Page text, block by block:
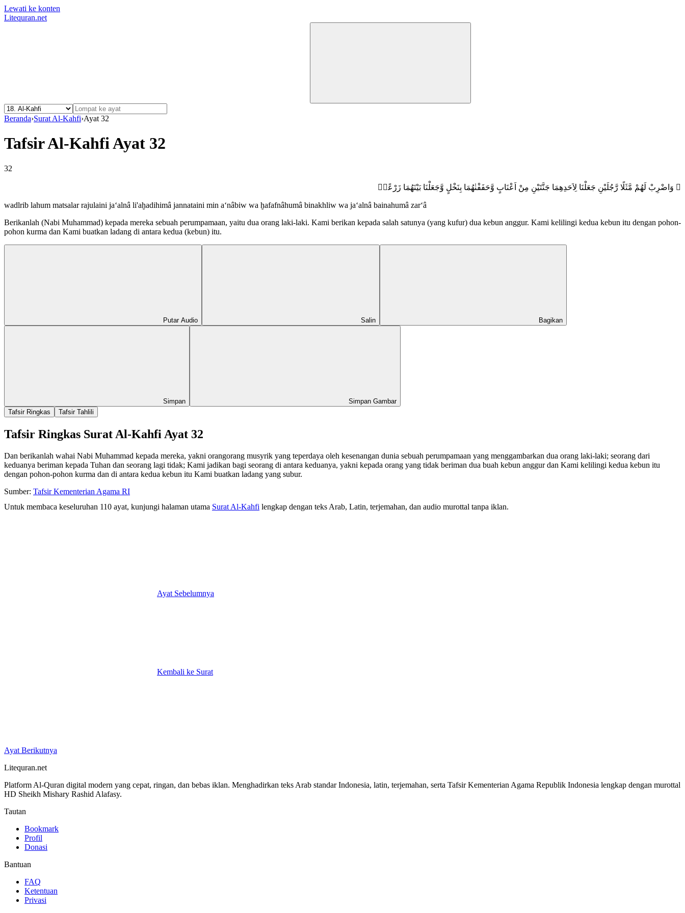
Lewati ke konten
Litequran.net
Beranda›Surat Al-Kahfi›Ayat 32
Tafsir Al-Kahfi Ayat 32
32
۞ وَاضْرِبْ لَهُمْ مَّثَلًا رَّجُلَيْنِ جَعَلْنَا لِاَحَدِهِمَا جَنَّتَيْنِ مِنْ اَعْنَابٍ وَّحَفَفْنٰهُمَا بِنَخْلٍ وَّجَعَلْنَا بَيْنَهُمَا زَرْعًاۗ
wadlrib lahum matsalar rajulaini ja‘alnâ li'aḫadihimâ jannataini min a‘nâbiw wa ḫafafnâhumâ binakhliw wa ja‘alnâ bainahumâ zar‘â
Berikanlah (Nabi Muhammad) kepada mereka sebuah perumpamaan, yaitu dua orang laki-laki. Kami berikan kepada salah satunya (yang kufur) dua kebun anggur. Kami kelilingi kedua kebun itu dengan pohon-
pohon kurma dan Kami buatkan ladang di antara kedua (kebun) itu.
Putar Audio Salin Bagikan
Simpan
Simpan Gambar
Tafsir Ringkas
Tafsir Tahlili
Tafsir Ringkas Surat Al-Kahfi Ayat 32
Dan berikanlah wahai Nabi Muhammad kepada mereka, yakni orangorang musyrik yang teperdaya oleh kesenangan dunia sebuah perumpamaan yang menggambarkan dua orang laki-laki; seorang dari
keduanya beriman kepada Tuhan dan seorang lagi tidak; Kami jadikan bagi seorang di antara keduanya, yakni kepada orang yang tidak beriman dua buah kebun anggur dan Kami kelilingi kedua kebun itu
dengan pohon-pohon kurma dan di antara kedua kebun itu Kami buatkan ladang yang subur.
Sumber: Tafsir Kementerian Agama RI
Untuk membaca keseluruhan 110 ayat, kunjungi halaman utama Surat Al-Kahfi lengkap dengan teks Arab, Latin, terjemahan, dan audio murottal tanpa iklan.
Ayat Sebelumnya
Kembali ke Surat
Ayat Berikutnya
Litequran.net
Platform Al-Quran digital modern yang cepat, ringan, dan bebas iklan. Menghadirkan teks Arab standar Indonesia, latin, terjemahan, serta Tafsir Kementerian Agama Republik Indonesia lengkap dengan murottal
HD Sheikh Mishary Rashid Alafasy.
Tautan
Bookmark
Profil
Donasi
Bantuan
FAQ
Ketentuan
Privasi